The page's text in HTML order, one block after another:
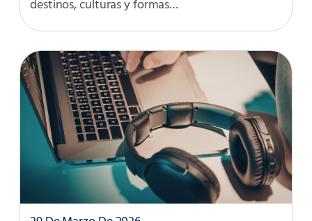
destinos, culturas y formas…